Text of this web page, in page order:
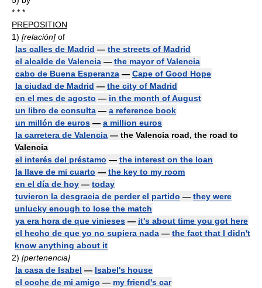
* * *
PREPOSITION
1) [relación] of
las calles de Madrid — the streets of Madrid
el alcalde de Valencia — the mayor of Valencia
cabo de Buena Esperanza — Cape of Good Hope
la ciudad de Madrid — the city of Madrid
en el mes de agosto — in the month of August
un libro de consulta — a reference book
un millón de euros — a million euros
la carretera de Valencia — the Valencia road, the road to
Valencia
el interés del préstamo — the interest on the loan
la llave de mi cuarto — the key to my room
en el día de hoy — today
tuvieron la desgracia de perder el partido — they were
unlucky enough to lose the match
ya era hora de que vinieses — it's about time you got here
el hecho de que yo no supiera nada — the fact that I didn't
know anything about it
2) [pertenencia]
la casa de Isabel — Isabel's house
el coche de mi amigo — my friend's car